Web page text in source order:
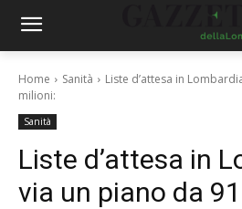
Home Sanità
Liste d’attesa in
milioni:
Sanità
Liste d’attesa in
via un piano da